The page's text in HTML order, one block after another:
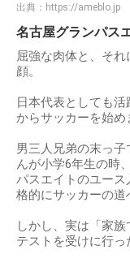
出典： https://ameblo.jp
名古屋グランパス
屈強な肉体と、そ
顔。
日本代表としても
からサッカーを始め
男三人兄弟の末っ
んが小学6年生の時
パスエイトのユー
格的にサッカーの道
しかし、実は「家
テストを受けに行っ